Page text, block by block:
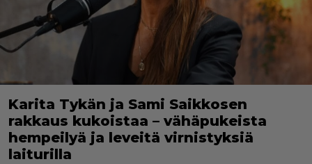
Karita Tykän ja Sami Saikkosen
rakkaus kukoistaa – vähäpukeista
hempeilyä ja leveitä virnistyksiä
laiturilla